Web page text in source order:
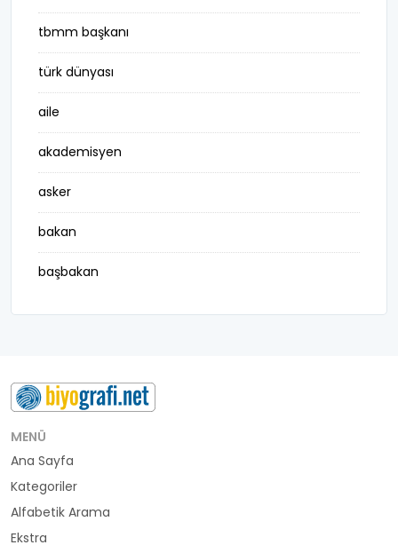
tbmm başkanı
türk dünyası
aile
akademisyen
asker
bakan
başbakan
belediye başkanı
buluş
bürokrat
büyükelçi
cumhurbaşkanı
MENÜ
Ana Sayfa
Kategoriler
Alfabetik Arama
Ekstra